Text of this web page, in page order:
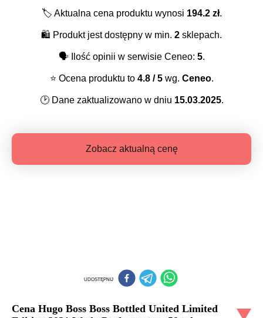
🏷️ Aktualna cena produktu wynosi 194.2zł.
🛍️ Produkt jest dostępny w min. 2 sklepach.
🗣️Ilość opinii w serwisie Ceneo: 5.
⭐️ Ocena produktu to 4.8/ 5wg. Ceneo.
🕑Dane zaktualizowano w dniu 15.03.2025.
Zobacz aktualną cenę
UDOSTĘPNIJ
Cena Hugo Boss Boss Bottled United Limited